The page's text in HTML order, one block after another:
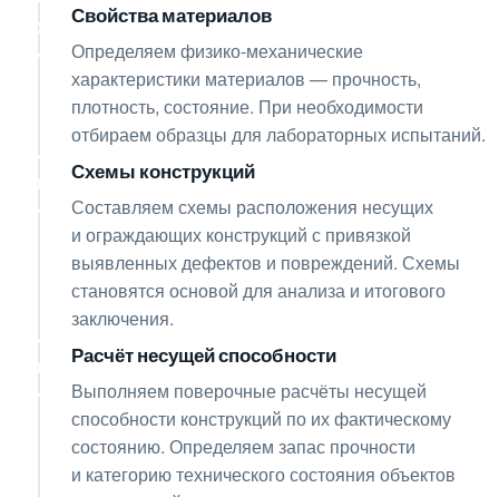
05
Свойства материалов
Определяем физико-механические
характеристики материалов — прочность,
плотность, состояние. При необходимости
отбираем образцы для лабораторных испытаний.
06
Схемы конструкций
Составляем схемы расположения несущих
и ограждающих конструкций с привязкой
выявленных дефектов и повреждений. Схемы
становятся основой для анализа и итогового
заключения.
07
Расчёт несущей способности
Выполняем поверочные расчёты несущей
способности конструкций по их фактическому
состоянию. Определяем запас прочности
и категорию технического состояния объектов